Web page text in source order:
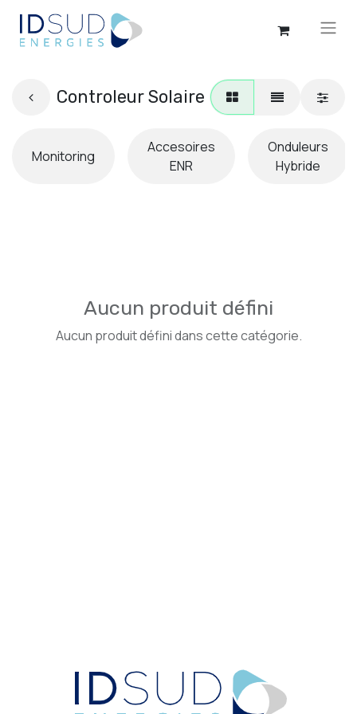
Controleur Solaire
Monitoring
Accesoires
ENR
Onduleurs
Hybride
Aucun produit défini
Aucun produit défini dans cette catégorie.